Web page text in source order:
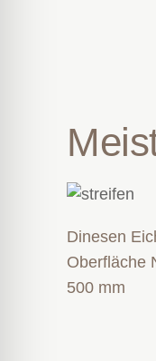
Dinesen
Oberfläche
500 mm